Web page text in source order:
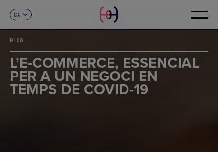
CA
FR
DE
IT
PT
CONTACTE
BLOG
L’E-COMMERCE, ESSENCIAL
PER A UN NEGOCI EN
TEMPS DE COVID-19